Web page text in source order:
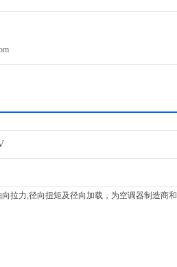
拉力,径向扭矩及径向加载，为空调器制造商